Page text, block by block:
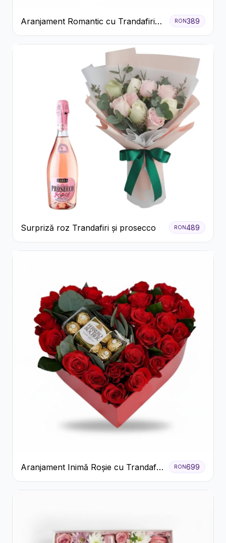
Aranjament Romantic cu Trandafiri
Roșii și Șampanie rose
RON389
Surpriză roz Trandafiri și prosecco RON 489
Aranjament Inimă Roșie cu Trandafiri
și Ferrero Rocher Premium
RON699